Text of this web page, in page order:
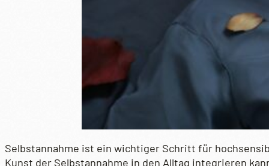
Selbstannahme ist ein wichtiger Schritt für
Kunst der Selbstannahme in den Alltag integrieren